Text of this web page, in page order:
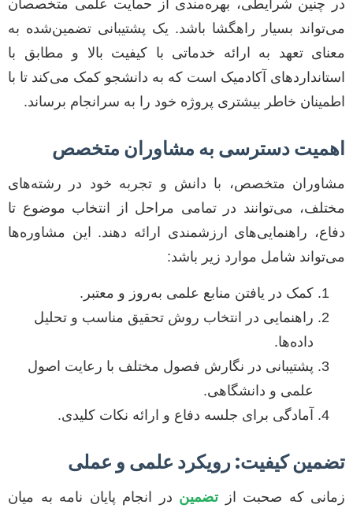
در چنین شرایطی، بهره‌مندی از حمایت علمی متخصصان
می‌تواند بسیار راهگشا باشد. یک پشتیبانی تضمین‌شده به
معنای تعهد به ارائه خدماتی با کیفیت بالا و مطابق با
استانداردهای آکادمیک است که به دانشجو کمک می‌کند تا با
اطمینان خاطر بیشتری پروژه خود را به سرانجام برساند.
اهمیت دسترسی به مشاوران متخصص
مشاوران متخصص، با دانش و تجربه خود در رشته‌های
مختلف، می‌توانند در تمامی مراحل از انتخاب موضوع تا
دفاع، راهنمایی‌های ارزشمندی ارائه دهند. این مشاوره‌ها
می‌تواند شامل موارد زیر باشد:
کمک در یافتن منابع علمی به‌روز و معتبر.
راهنمایی در انتخاب روش تحقیق مناسب و تحلیل
داده‌ها.
پشتیبانی در نگارش فصول مختلف با رعایت اصول
علمی و دانشگاهی.
آمادگی برای جلسه دفاع و ارائه نکات کلیدی.
تضمین کیفیت: رویکرد علمی و عملی
زمانی که صحبت ازتضمین در انجام پایان نامه به میان